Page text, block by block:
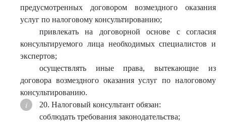
предусмотренных договором возмездного оказания
услуг по налоговому консультированию;
привлекать на договорной основе с согласия
консультируемого лица необходимых специалистов и
экспертов;
осуществлять иные права, вытекающие из
договора возмездного оказания услуг по налоговому
консультированию.
20. Налоговый консультант обязан:
соблюдать требования законодательства;